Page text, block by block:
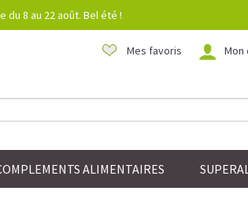
du 8 au 22 août. Bel été !
Mon
Mes favoris
ALIMENTAIRES